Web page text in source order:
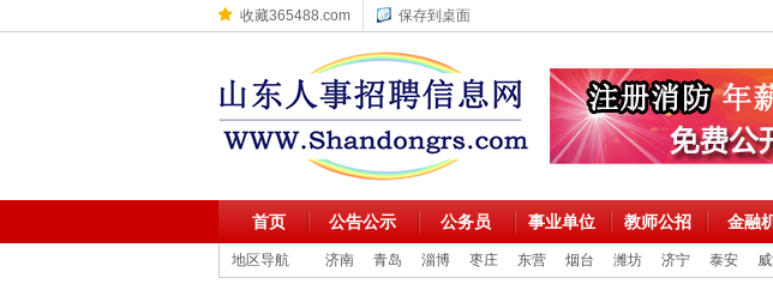
收藏365488.com 保存到桌面
首页 公告公示 公务员 事业单位 教师公招 金融
地区导航 济南 青岛 淄博 枣庄 东营 烟台 潍坊 济宁 泰安